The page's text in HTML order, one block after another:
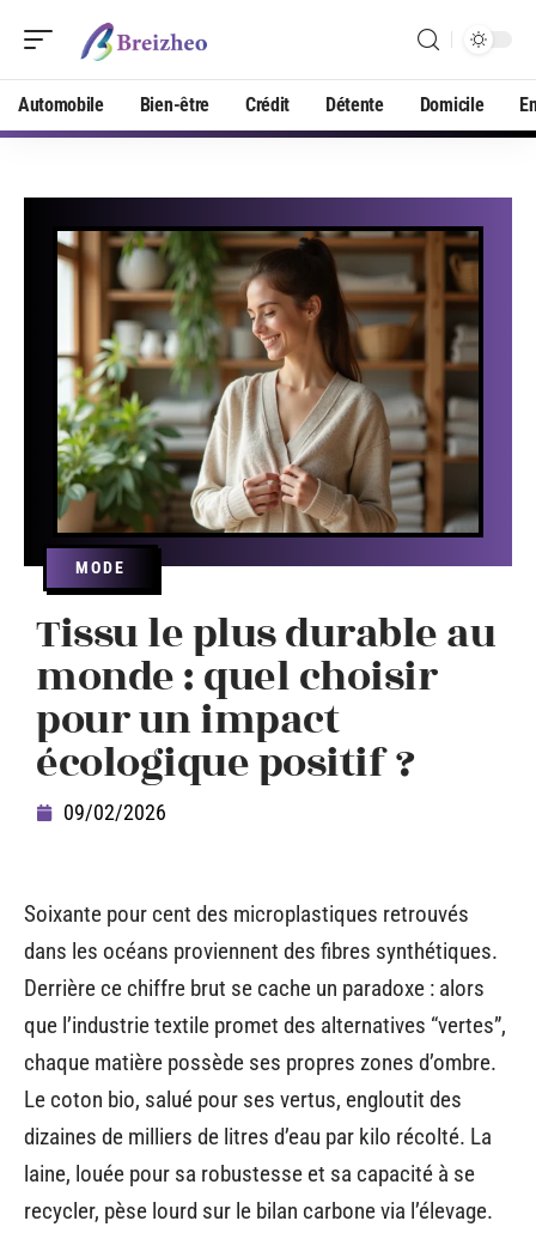
Automobile Bien-être Crédit Détente Domicile
MODE
Tissu le plus durable au
monde : quel choisir
pour un impact
écologique positif ?
09/02/2026
Soixante pour cent des microplastiques retrouvés
dans les océans proviennent des fibres synthétiques.
Derrière ce chiffre brut se cache un paradoxe : alors
que l’industrie textile promet des alternatives “vertes”,
chaque matière possède ses propres zones d’ombre.
Le coton bio, salué pour ses vertus, engloutit des
dizaines de milliers de litres d’eau par kilo récolté. La
laine, louée pour sa robustesse et sa capacité à se
recycler, pèse lourd sur le bilan carbone via l’élevage.